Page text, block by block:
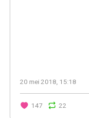
20 mei 2018, 15:18
147 22